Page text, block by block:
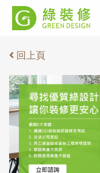
回上頁